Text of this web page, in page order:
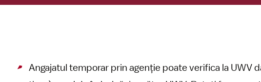
Angajatul temporar prin agenție poate verifica la UWV